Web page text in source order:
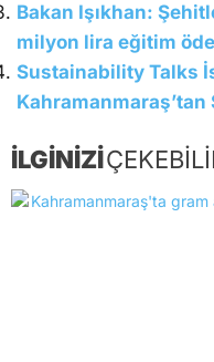
Bakan Işıkhan:
milyon lira eğitim
Sustainability Talks
İLGİNİZİ